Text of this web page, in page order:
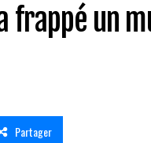
frappé un
Partager